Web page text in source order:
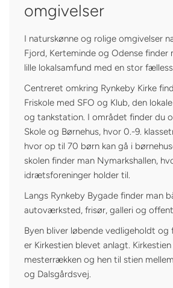
omgivelser
I naturskønne og rolige omgivelser
Fjord, Kerteminde og Odense finder
lille lokalsamfund med en stor
Centreret omkring Rynkeby Kirke
Friskole med SFO og Klub, den
og tankstation. I området finder du
Skole og Børnehus, hvor 0.-9.
hvor op til 70 børn kan gå i
skolen finder man Nymarkshallen,
idrætsforeninger holder til.
Langs Rynkeby Bygade finder man
autoværksted, frisør, galleri og
Byen bliver løbende vedligeholdt og
er Kirkestien blevet anlagt.
mesterrækken og hen til stien
og Dalsgårdsvej.